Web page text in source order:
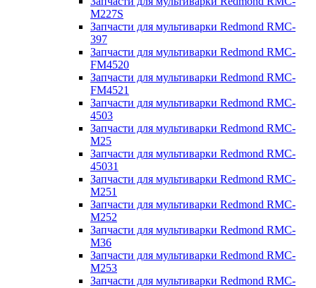
M227S
Запчасти для мультиварки Redmond RMC-
397
Запчасти для мультиварки Redmond RMC-
FM4520
Запчасти для мультиварки Redmond RMC-
FM4521
Запчасти для мультиварки Redmond RMC-
4503
Запчасти для мультиварки Redmond RMC-
M25
Запчасти для мультиварки Redmond RMC-
45031
Запчасти для мультиварки Redmond RMC-
M251
Запчасти для мультиварки Redmond RMC-
M252
Запчасти для мультиварки Redmond RMC-
M36
Запчасти для мультиварки Redmond RMC-
M253
Запчасти для мультиварки Redmond RMC-